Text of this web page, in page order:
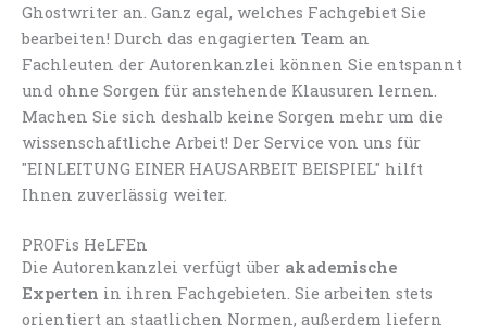
Ghostwriter an. Ganz egal, welches Fachgebiet Sie
bearbeiten! Durch das engagierten Team an
Fachleuten der Autorenkanzlei können Sie entspannt
und ohne Sorgen für anstehende Klausuren lernen.
Machen Sie sich deshalb keine Sorgen mehr um die
wissenschaftliche Arbeit! Der Service von uns für
"EINLEITUNG EINER HAUSARBEIT BEISPIEL" hilft
Ihnen zuverlässig weiter.
PROFis HeLFEn
Die Autorenkanzlei verfügt über akademische
Experten in ihren Fachgebieten. Sie arbeiten stets
orientiert an staatlichen Normen, außerdem liefern